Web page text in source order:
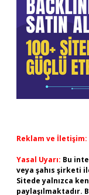
Reklam ve İletişim:
Yasal Uyarı: Bu
veya şahıs şirketi
Sitede yalnızca
paylaşılmaktadır.